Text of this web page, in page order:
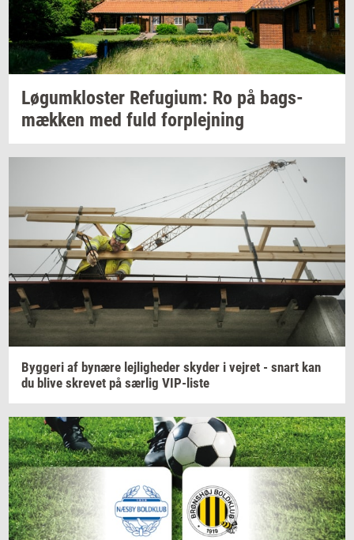
Løgum­klo­ster Re­fu­gi­um: Ro på bags­
mæk­ken med fuld for­plej­ning
Byg­ge­ri af by­næ­re lej­lig­he­der sky­der i vej­ret - snart kan
du blive skre­vet på sær­lig VIP-​liste